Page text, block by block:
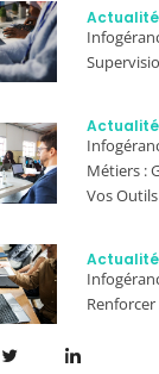
Métiers :
Vos Outils